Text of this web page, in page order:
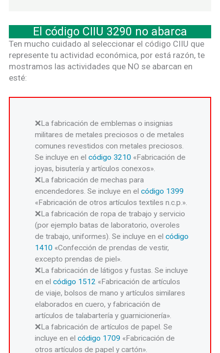
El código CIIU 3290 no abarca
Ten mucho cuidado al seleccionar el código CIIU que
represente tu actividad económica, por está razón, te
mostramos las actividades que NO se abarcan en
esté:
La fabricación de emblemas o insignias
militares de metales preciosos o de metales
comunes revestidos con metales preciosos.
Se incluye en elcódigo 3210 «Fabricación de
joyas, bisutería y artículos conexos».
La fabricación de mechas para
encendedores. Se incluye en elcódigo 1399
«Fabricación de otros artículos textiles n.c.p.».
La fabricación de ropa de trabajo y servicio
(por ejemplo batas de laboratorio, overoles
de trabajo, uniformes). Se incluye en elcódigo
1410 «Confección de prendas de vestir,
excepto prendas de piel».
La fabricación de látigos y fustas. Se incluye
en elcódigo 1512 «Fabricación de artículos
de viaje, bolsos de mano y artículos similares
elaborados en cuero, y fabricación de
artículos de talabartería y guarnicionería».
La fabricación de artículos de papel. Se
incluye en elcódigo 1709 «Fabricación de
otros artículos de papel y cartón».